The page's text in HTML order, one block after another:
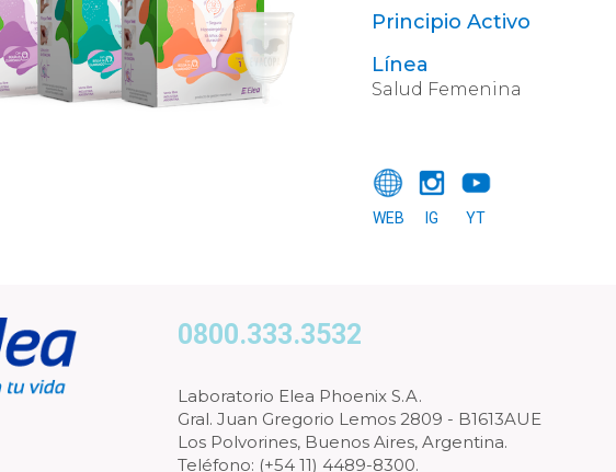
Principio Activo
Línea
Salud Femenina
WEB IG YT
0800.333.3532
Laboratorio Elea Phoenix S.A.
Gral. Juan Gregorio Lemos 2809 - B1613AUE
Los Polvorines, Buenos Aires, Argentina.
Teléfono: (+54 11) 4489-8300.